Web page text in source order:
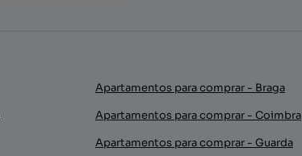
Apartamentos para comprar - Braga
Apartamentos para comprar - Coimbra
Apartamentos para comprar - Guarda